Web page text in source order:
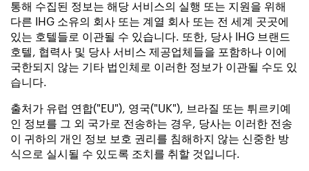
통해 수집된 정보는 해당 서비스의 실행 또는 지원을 위해
다른 IHG 소유의 회사 또는 계열 회사 또는 전 세계 곳곳에
있는 호텔들로 이관될 수 있습니다. 또한, 당사 IHG 브랜드
호텔, 협력사 및 당사 서비스 제공업체들을 포함하나 이에
국한되지 않는 기타 법인체로 이러한 정보가 이관될 수도 있
습니다.
출처가 유럽 연합("EU"), 영국("UK"), 브라질 또는 튀르키예
인 정보를 그 외 국가로 전송하는 경우, 당사는 이러한 전송
이 귀하의 개인 정보 보호 권리를 침해하지 않는 신중한 방
식으로 실시될 수 있도록 조치를 취할 것입니다.